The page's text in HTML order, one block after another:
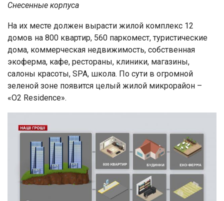
Снесенные корпуса
На их месте должен вырасти жилой комплекс 12
домов на 800 квартир, 560 паркомест, туристические
дома, коммерческая недвижимость, собственная
экоферма, кафе, рестораны, клиники, магазины,
салоны красоты, SPA, школа. По сути в огромной
зеленой зоне появится целый жилой микрорайон –
«О2 Residence».